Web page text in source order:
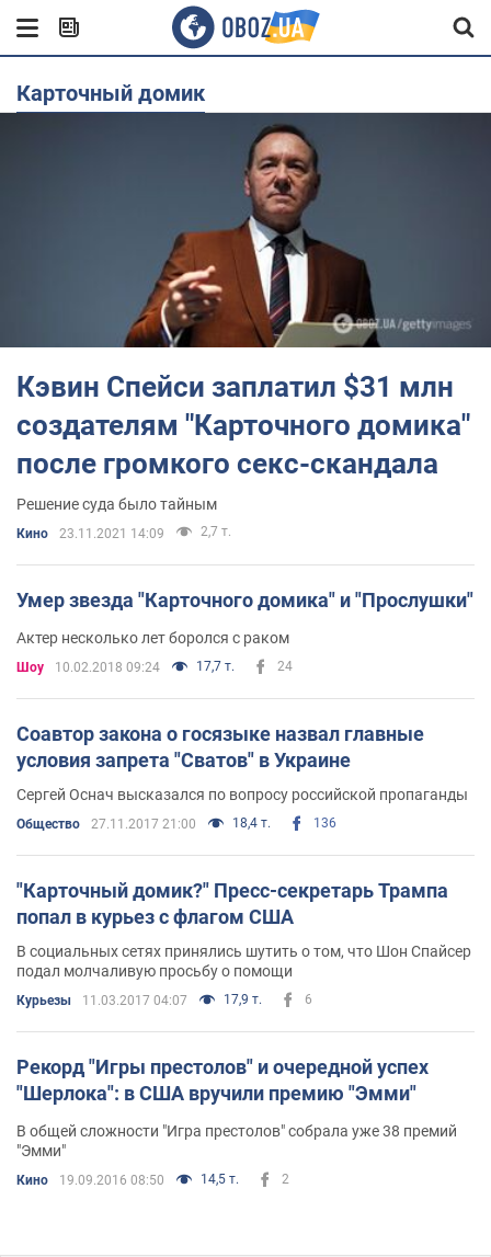
Карточный домик
Кэвин Спейси заплатил $31 млн
создателям "Карточного домика"
после громкого секс-скандала
Решение суда было тайным
Кино 23.11.2021 14:09 2,7 т.
Умер звезда "Карточного домика" и "Прослушки"
Актер несколько лет боролся с раком
Шоу 10.02.2018 09:24 17,7 т. 24
Соавтор закона о госязыке назвал главные
условия запрета "Сватов" в Украине
Сергей Оснач высказался по вопросу российской пропаганды
Общество 27.11.2017 21:00 18,4 т. 136
"Карточный домик?" Пресс-секретарь Трампа
попал в курьез с флагом США
В социальных сетях принялись шутить о том, что Шон Спайсер
подал молчаливую просьбу о помощи
Курьезы 11.03.2017 04:07 17,9 т. 6
Рекорд "Игры престолов" и очередной успех
"Шерлока": в США вручили премию "Эмми"
В общей сложности "Игра престолов" собрала уже 38 премий
"Эмми"
Кино 19.09.2016 08:50 14,5 т. 2